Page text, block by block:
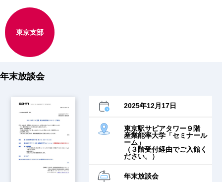
東京支部
年末放談会
2025年12月17日
東京駅サピアタワー９階
産業能率大学「セミナール
ーム」
（３階受付経由でご入館く
ださい。）
年末放談会